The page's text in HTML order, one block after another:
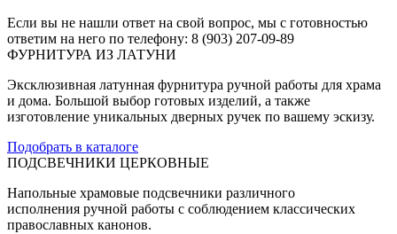
Если вы не нашли ответ на свой вопрос, мы с готовностью
ответим на него по телефону: 8 (903) 207-09-89
ФУРНИТУРА ИЗ ЛАТУНИ
Эксклюзивная латунная фурнитура ручной работы для храма
и дома. Большой выбор готовых изделий, а также
изготовление уникальных дверных ручек по вашему эскизу.
Подобрать в каталоге
ПОДСВЕЧНИКИ ЦЕРКОВНЫЕ
Напольные храмовые подсвечники различного
исполнения ручной работы с соблюдением классических
православных канонов.